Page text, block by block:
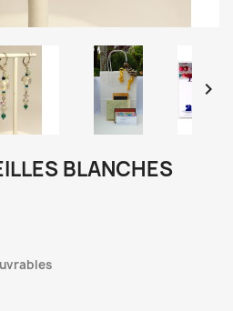

BLANCHES